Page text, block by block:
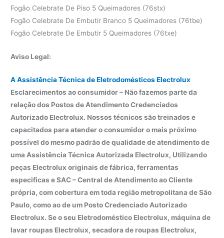
Fogão Celebrate De Piso 5 Queimadores (76stx)
Fogão Celebrate De Embutir Branco 5 Queimadores (76tbe)
Fogão Celebrate De Embutir 5 Queimadores (76txe)
Aviso Legal:
A Assistência Técnica de Eletrodomésticos Electrolux
Esclarecimentos ao consumidor – Não fazemos parte da
relação dos Postos de Atendimento Credenciados
Autorizado Electrolux. Nossos técnicos são treinados e
capacitados para atender o consumidor o mais próximo
possível do mesmo padrão de qualidade de atendimento de
uma Assistência Técnica Autorizada Electrolux, Utilizando
peças Electrolux originais de fábrica, ferramentas
especificas e SAC – Central de Atendimento ao Cliente
própria, com cobertura em toda região metropolitana de São
Paulo, como ao de um Posto Credenciado Autorizado
Electrolux. Se o seu Eletrodoméstico Electrolux, máquina de
lavar roupas Electrolux, secadora de roupas Electrolux,